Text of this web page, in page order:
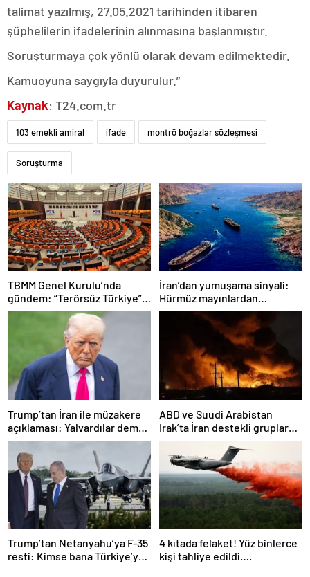
talimat yazılmış, 27.05.2021 tarihinden itibaren
şüphelilerin ifadelerinin alınmasına başlanmıştır.
Soruşturmaya çok yönlü olarak devam edilmektedir.
Kamuoyuna saygıyla duyurulur.”
Kaynak: T24.com.tr
103 emekli amiral ifade montrö boğazlar sözleşmesi
Soruşturma
TBMM Genel Kurulu’nda
gündem: “Terörsüz Türkiye”,
ekonomik sorunlar ve
Meclis’in itibarı
İran’dan yumuşama sinyali:
Hürmüz mayınlardan
temizlenmeye hazırlanıyor
Trump’tan İran ile müzakere
açıklaması: Yalvardılar demek
istemiyorum
ABD ve Suudi Arabistan
Irak’ta İran destekli gruplara
ait hedeflere hava saldırıları
düzenledi
Trump’tan Netanyahu’ya F-35
resti: Kimse bana Türkiye’ye
4 kıtada felaket! Yüz binlerce
kişi tahliye edildi….